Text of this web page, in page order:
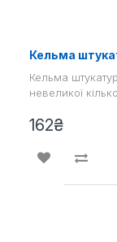
Кельма
Кельма
невеликої
162₴